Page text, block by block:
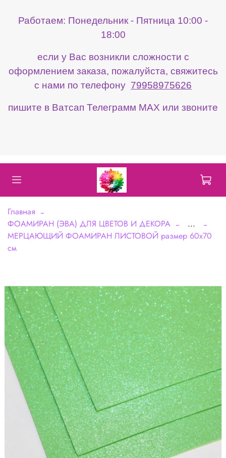
Работаем: Понедельник - Пятница 10:00 -
18:00
если у Вас возникли сложности с
оформлением заказа, пожалуйста, свяжитесь
с нами по телефону 79958975626
пишите в Ватсап Телеграмм МАХ или звоните
Главная
ФОАМИРАН (ЭВА) ДЛЯ ЦВЕТОВ И ДЕКОРА
...
МЕРЦАЮЩИЙ ФОАМИРАН ЛИСТОВОЙ размер 60х70
см